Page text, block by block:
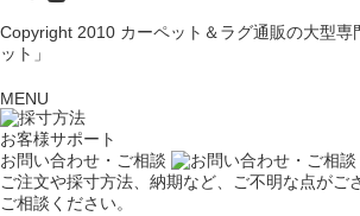
Copyright 2010 カーペット＆ラグ通販の大型
ット」
MENU
お客様サポート
お問い合わせ・ご相談
ご注文や採寸方法、納期など、ご不明な点がご
ご相談ください。